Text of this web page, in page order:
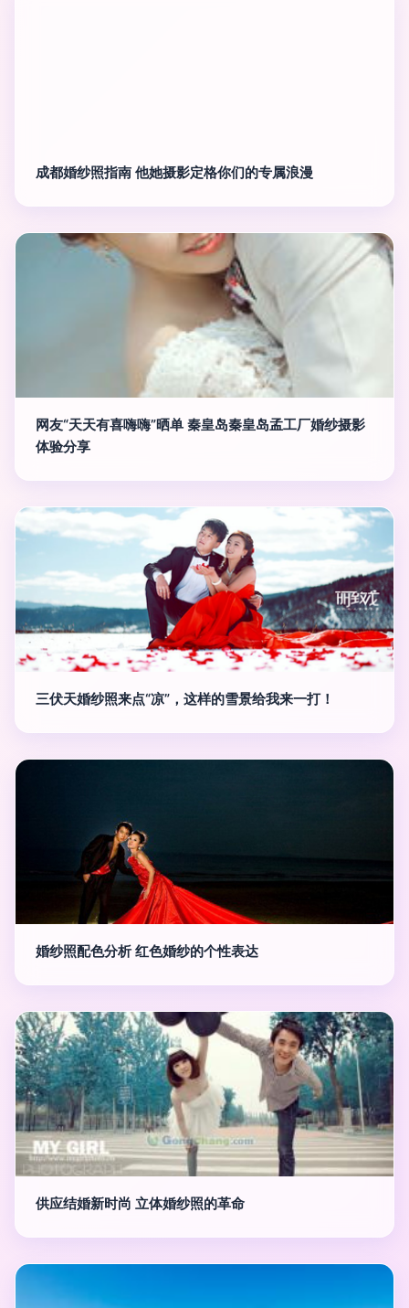
成都婚纱照指南 他她摄影定格你们的专属浪漫
网友“天天有喜嗨嗨”晒单 秦皇岛秦皇岛孟工厂婚纱摄影
体验分享
三伏天婚纱照来点“凉”，这样的雪景给我来一打！
婚纱照配色分析 红色婚纱的个性表达
供应结婚新时尚 立体婚纱照的革命